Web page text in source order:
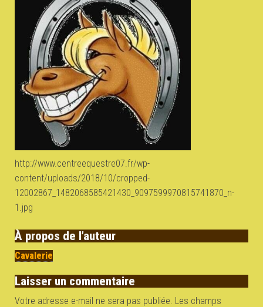
http://www.centreequestre07.fr/wp-
content/uploads/2018/10/cropped-
12002867_1482068585421430_9097599970815741870_n-
1.jpg
À propos de l’auteur
Cavalerie
Laisser un commentaire
Votre adresse e-mail ne sera pas publiée. Les champs